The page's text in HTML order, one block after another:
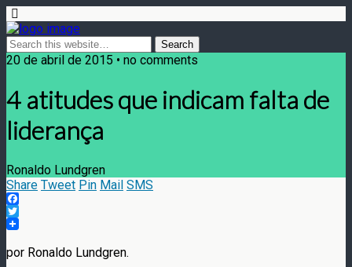
20 de abril de 2015 • no comments
4 atitudes que indicam falta de
liderança
Ronaldo Lundgren
Share Tweet Pin Mail SMS
Facebook
Twitter
por Ronaldo Lundgren.